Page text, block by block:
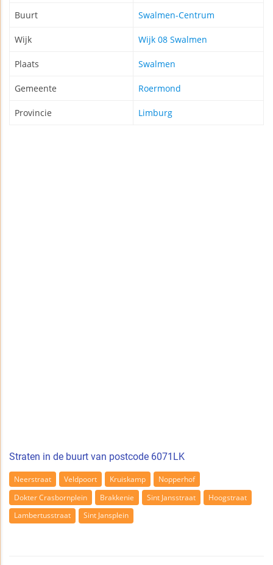
Buurt Swalmen-Centrum
Wijk Wijk 08 Swalmen
Plaats Swalmen
Gemeente Roermond
Provincie Limburg
Straten in de buurt van postcode 6071LK
Neerstraat Veldpoort Kruiskamp
Nopperhof
Dokter Crasbornplein
Brakkenie Sint Jansstraat
Hoogstraat
Lambertusstraat
Sint Jansplein